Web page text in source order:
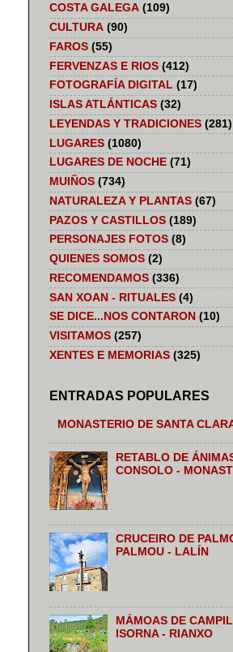
COSTA GALEGA (109)
CULTURA (90)
FAROS (55)
FERVENZAS E RIOS (412)
FOTOGRAFÍA DIGITAL (17)
ISLAS ATLÁNTICAS (32)
LEYENDAS Y TRADICIONES (281)
LUGARES (1080)
LUGARES DE NOCHE (71)
MUIÑOS (734)
NATURALEZA Y PLANTAS (67)
PAZOS Y CASTILLOS (189)
PERSONAJES FOTOS (8)
QUIENES SOMOS (2)
RECOMENDAMOS (336)
SAN XOAN - RITUALES (4)
SE DICE...NOS CONTARON (10)
VISITAMOS (257)
XENTES E MEMORIAS (325)
ENTRADAS POPULARES
MONASTERIO DE SANTA
RETABLO DE
CONSOLO -
CRUCEIRO DE
PALMOU - LALÍN
MÁMOAS DE
ISORNA - RIANXO